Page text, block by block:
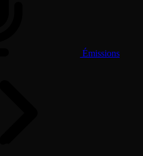
Émissions